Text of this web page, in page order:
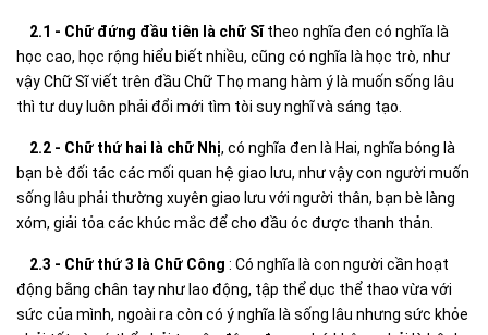
2.1 - Chữ đứng đầu tiên là chữ Sĩtheo nghĩa đen có nghĩa là
học cao, học rộng hiểu biết nhiều, cũng có nghĩa là học trò, như
vậy Chữ Sĩ viết trên đầu Chữ Thọ mang hàm ý là muốn sống lâu
thì tư duy luôn phải đổi mới tìm tòi suy nghĩ và sáng tạo.
2.2 - Chữ thứ hai là chữ Nhị, có nghĩa đen là Hai, nghĩa bóng là
bạn bè đối tác các mối quan hệ giao lưu, như vậy con người muốn
sống lâu phải thường xuyên giao lưu với người thân, bạn bè làng
xóm, giải tỏa các khúc mắc để cho đầu óc được thanh thản.
2.3 - Chữ thứ 3 là Chữ Công : Có nghĩa là con người cần hoạt
động bằng chân tay như lao động, tập thể dục thể thao vừa với
sức của mình, ngoài ra còn có ý nghĩa là sống lâu nhưng sức khỏe